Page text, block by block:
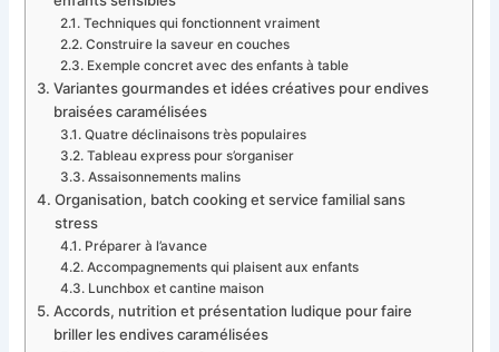
Techniques qui fonctionnent vraiment
Construire la saveur en couches
Exemple concret avec des enfants à table
Variantes gourmandes et idées créatives pour endives
braisées caramélisées
Quatre déclinaisons très populaires
Tableau express pour s’organiser
Assaisonnements malins
Organisation, batch cooking et service familial sans
stress
Préparer à l’avance
Accompagnements qui plaisent aux enfants
Lunchbox et cantine maison
Accords, nutrition et présentation ludique pour faire
briller les endives caramélisées